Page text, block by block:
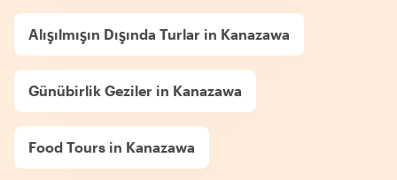
Alışılmışın Dışında Turlar in Kanazawa
Günübirlik Geziler in Kanazawa
Food Tours in Kanazawa